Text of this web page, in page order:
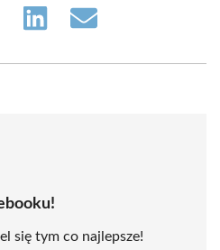
Share
Share
się tym co najlepsze!